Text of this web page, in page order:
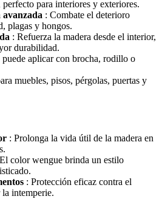
perfecto para interiores y exteriores.
: Combate el deterioro
plagas y hongos.
: Refuerza la madera desde el interior,
durabilidad.
puede aplicar con brocha, rodillo o
muebles, pisos, pérgolas, puertas y
: Prolonga la vida útil de la madera en
color wengue brinda un estilo
: Protección eficaz contra el
la intemperie.